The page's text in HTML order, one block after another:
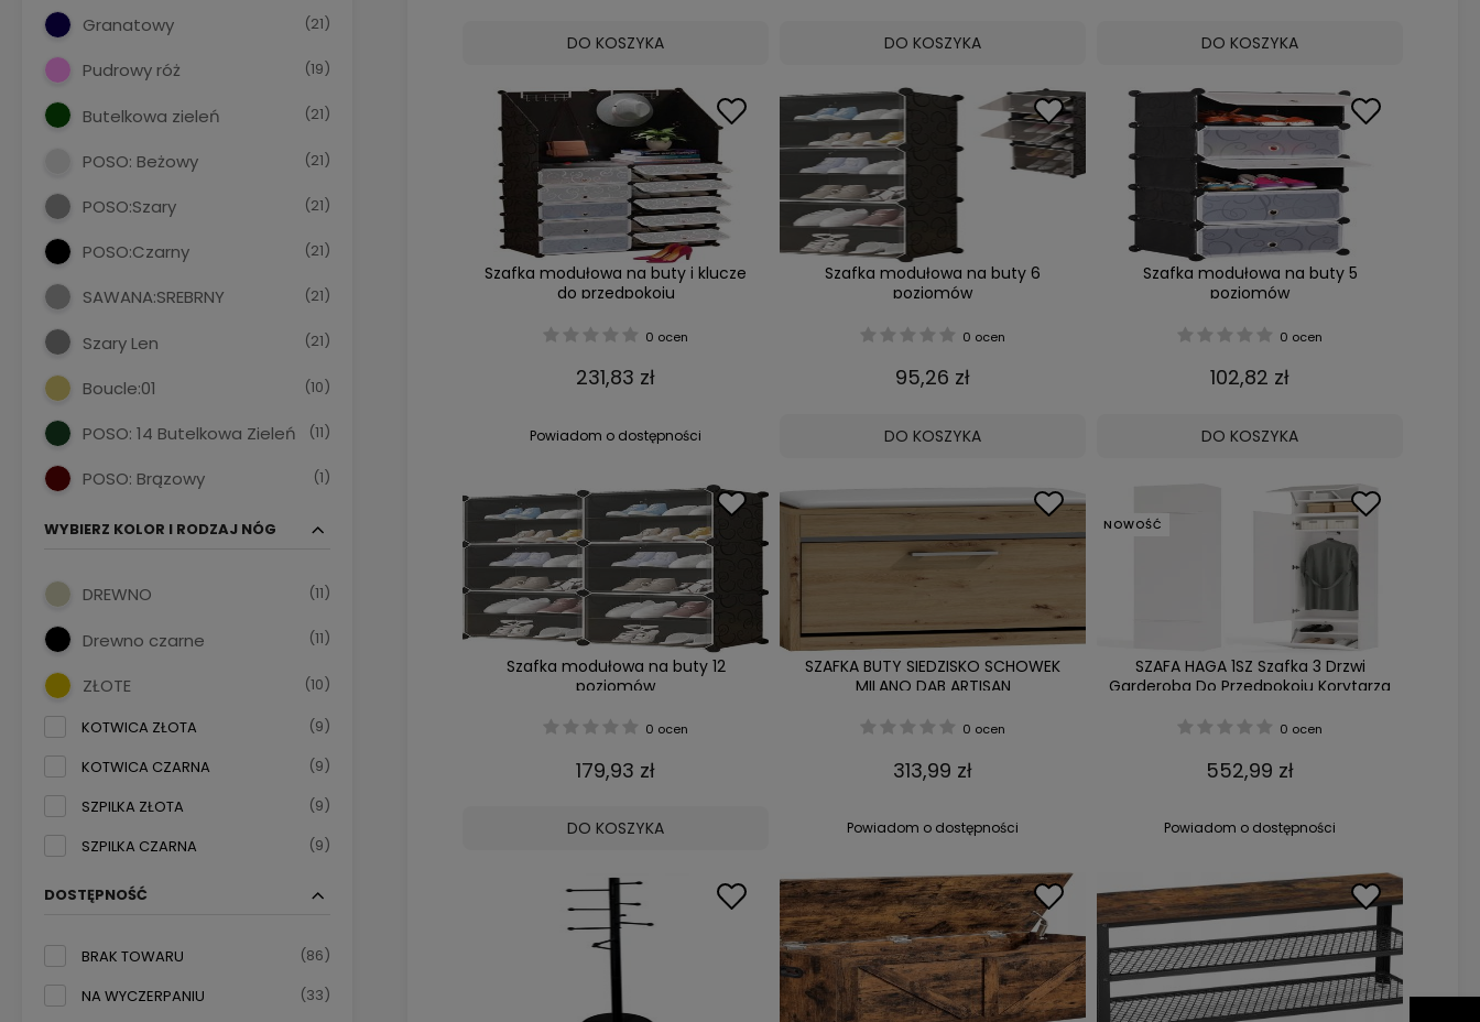
Granatowy (21)
Pudrowy róż (19)
Butelkowa zieleń (21)
POSO: Beżowy (21)
POSO:Szary (21)
POSO:Czarny (21)
SAWANA:SREBRNY (21)
Szary Len (21)
Boucle:01 (10)
POSO: 14 Butelkowa Zieleń (11)
POSO: Brązowy (1)
WYBIERZ KOLOR I RODZAJ NÓG
DREWNO (11)
Drewno czarne (11)
ZŁOTE (10)
KOTWICA ZŁOTA
(9)
KOTWICA CZARNA
(9)
SZPILKA ZŁOTA
(9)
SZPILKA CZARNA
(9)
DOSTĘPNOŚĆ
BRAK TOWARU
(86)
NA WYCZERPANIU
(33)
DO KOSZYKA DO KOSZYKA DO KOSZYKA
Szafka modułowa na buty i klucze
do przedpokoju
0 ocen
231,83 zł
Powiadom o dostępności
Szafka modułowa na buty 6
poziomów
0 ocen
95,26 zł
DO KOSZYKA
Szafka modułowa na buty 5
poziomów
0 ocen
102,82 zł
DO KOSZYKA
Szafka modułowa na buty 12
poziomów
0 ocen
179,93 zł
DO KOSZYKA
SZAFKA BUTY SIEDZISKO SCHOWEK
MILANO DĄB ARTISAN
0 ocen
313,99 zł
Powiadom o dostępności
SZAFA HAGA 1SZ Szafka 3 Drzwi
Garderoba Do Przedpokoju Korytarza
0 ocen
552,99 zł
Powiadom o dostępności
NOWOŚĆ